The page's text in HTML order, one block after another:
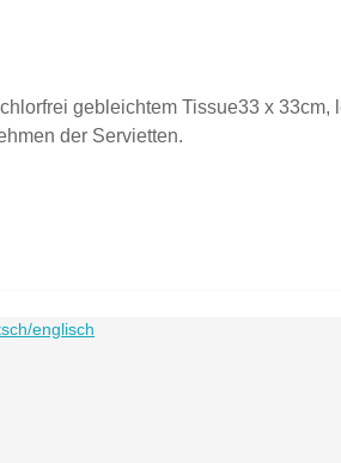
gebleichtem Tissue33 x
der Servietten.